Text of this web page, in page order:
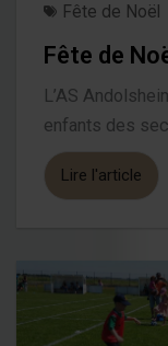
Fête de Noël
Fête de
L’AS
enfants des
Lire l'article